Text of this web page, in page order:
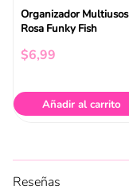
Organizador Multiusos
Rosa Funky Fish
$6,99
Añadir al carrito
Reseñas